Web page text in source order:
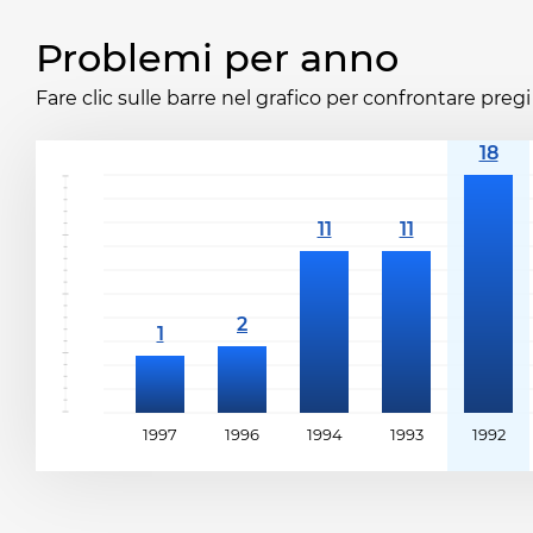
Problemi per anno
Fare clic sulle barre nel grafico per confrontare
1997 1996 1994 1993 1992